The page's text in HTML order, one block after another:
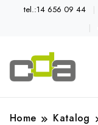
tel.:14 656 09 44
Home Katalog